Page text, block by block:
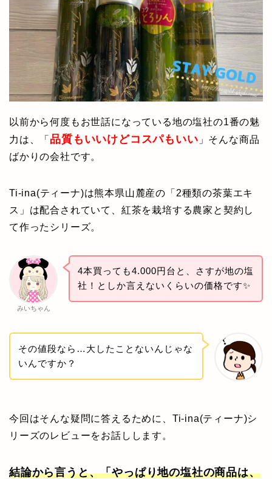
以前から何度もお世話になっている地の塩社の1番の魅
力は、「 品質もいいけどコスパもいい 」そんな商品
ばかりの会社です。
Ti-ina(ティーナ)は熊本県山麓産の「2種類の茶葉エキ
ス」は配合されていて、紅茶を栽培する農家と契約し
て作ったシリーズ。
みいちゃん
4本買っても4.000円台と、さすが地の塩
社！としか言えないくらいの価格です✨
その値段なら…大したことないんじゃな
いんですか？
今回はそんな疑問に答えるために、Ti-ina(ティーナ)シ
リーズのレビューをお話しします。
結論から言うと、「やっぱり地の塩社の商品は、